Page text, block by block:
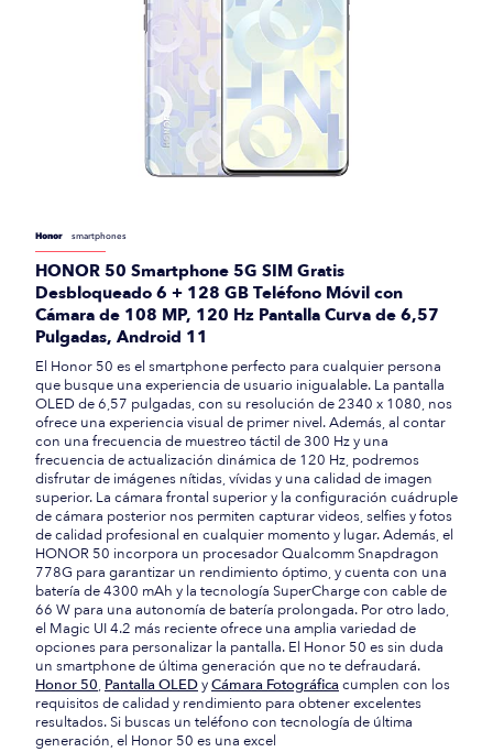
Honor smartphones
HONOR 50 Smartphone 5G SIM Gratis
Desbloqueado 6 + 128 GB Teléfono Móvil con
Cámara de 108 MP, 120 Hz Pantalla Curva de 6,57
Pulgadas, Android 11
El Honor 50 es el smartphone perfecto para cualquier persona
que busque una experiencia de usuario inigualable. La pantalla
OLED de 6,57 pulgadas, con su resolución de 2340 x 1080, nos
ofrece una experiencia visual de primer nivel. Además, al contar
con una frecuencia de muestreo táctil de 300 Hz y una
frecuencia de actualización dinámica de 120 Hz, podremos
disfrutar de imágenes nítidas, vívidas y una calidad de imagen
superior. La cámara frontal superior y la configuración cuádruple
de cámara posterior nos permiten capturar videos, selfies y fotos
de calidad profesional en cualquier momento y lugar. Además, el
HONOR 50 incorpora un procesador Qualcomm Snapdragon
778G para garantizar un rendimiento óptimo, y cuenta con una
batería de 4300 mAh y la tecnología SuperCharge con cable de
66 W para una autonomía de batería prolongada. Por otro lado,
el Magic UI 4.2 más reciente ofrece una amplia variedad de
opciones para personalizar la pantalla. El Honor 50 es sin duda
un smartphone de última generación que no te defraudará.
Honor 50, Pantalla OLEDyCámara Fotográficacumplen con los
requisitos de calidad y rendimiento para obtener excelentes
resultados. Si buscas un teléfono con tecnología de última
generación, el Honor 50 es una excel